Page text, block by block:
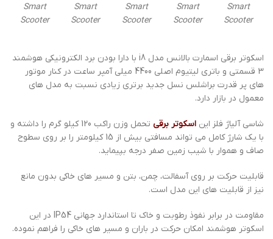
Smart
Scooter
Smart
Scooter
Smart
Scooter
Smart
Scooter
Smart
Scooter
اسکوتر برقی اسمارت بالانس مدل i8 با دارا بودن برد الکترونیکی هوشمند
3 قسمتی و باتری لیتیوم اصلی 4400 میلی آمپر ساعت در کنار موتور
های پر قدرت براشلس نسل جدید برتری زیادی نسبت به مدل های
معمول در بازار دارد.
شاسی آلیاژ فلز این اسکوتر برقی
تحمل وزن راکب 120 کیلو گرم را داشته و
با یک شارژ کامل می تواند مسافتی بیش از 15 کیلومتر را بر روی سطوح
صاف و هموار با شیب زمین صفر درجه بپیماید.
قابلیت حرکت بر روی آسفالت، چمن، بتن و مسیر های خاکی بدون مانع
نیز از قابلیت های این مدل است.
مقاومت در برابر نفوذ رطوبت و خاک تا استاندارد جهانی IP54 در این
اسکوتر هوشمند امکان حرکت در باران و مسیر های خاکی را فراهم نموده.